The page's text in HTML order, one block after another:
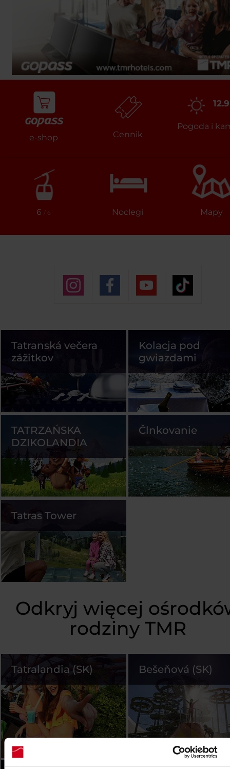
e-shop Cennik
12.9
Pogoda i
6 / 6 Noclegi Mapy
Tatranská večera
zážitkov
Kolacja pod
gwiazdami
TATRZAŃSKA
DZIKOLANDIA
Člnkovanie
Tatras Tower
Odkryj więcej
rodziny TMR
Tatralandia (SK) Bešeňová (SK)